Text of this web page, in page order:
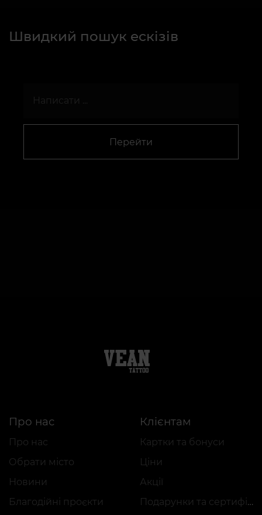
Швидкий пошук ескізів
Перейти
Про нас
Про нас
Обрати місто
Новини
Благодійні проєкти
Клієнтам
Картки та бонуси
Ціни
Акції
Подарунки та сертифікати